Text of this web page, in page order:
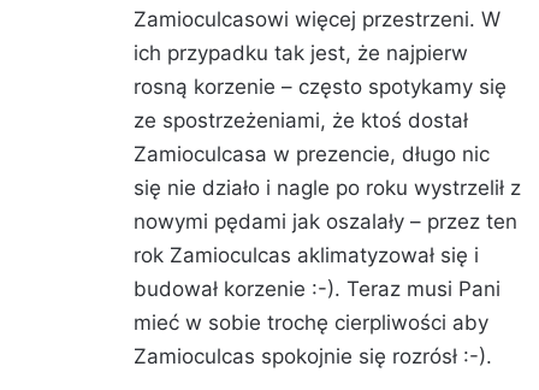
:
Zamioculcasowi więcej przestrzeni. W
ich przypadku tak jest, że najpierw
rosną korzenie – często spotykamy się
ze spostrzeżeniami, że ktoś dostał
Zamioculcasa w prezencie, długo nic
się nie działo i nagle po roku wystrzelił z
nowymi pędami jak oszalały – przez ten
rok Zamioculcas aklimatyzował się i
budował korzenie :-). Teraz musi Pani
mieć w sobie trochę cierpliwości aby
Zamioculcas spokojnie się rozrósł :-).